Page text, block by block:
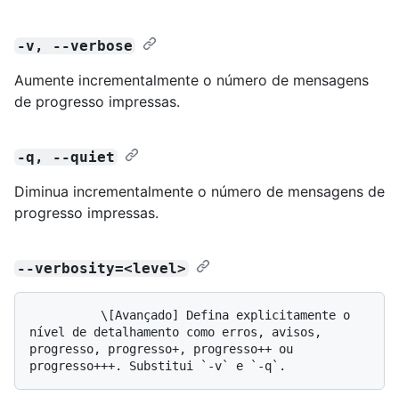
-v, --verbose
Aumente incrementalmente o número de mensagens
de progresso impressas.
-q, --quiet
Diminua incrementalmente o número de mensagens de
progresso impressas.
--verbosity=<level>
nível de detalhamento como erros, avisos,
progresso, progresso+, progresso++ ou